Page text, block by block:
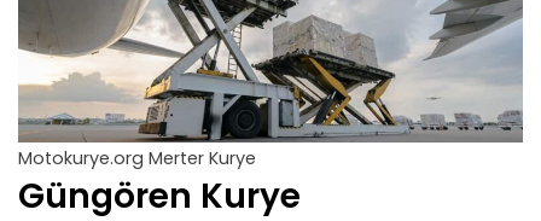
Motokurye.org Merter Kurye
Güngören Kurye